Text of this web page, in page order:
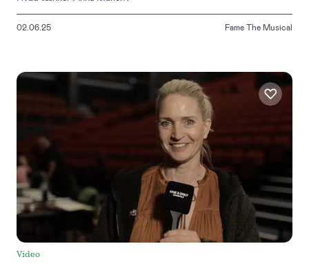
02.06.25 Fame The Musical
Video